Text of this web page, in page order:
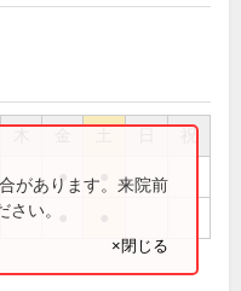
祝
●
があります。来院前
い。
×閉じる